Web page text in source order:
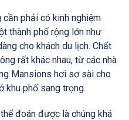
phải có kinh nghiệm
thành phố rộng lớn như
cho khách du lịch. Chất
rất khác nhau, từ các nhà
Mansions hơi sơ sài cho
khu phố sang trọng.
đoán được là chúng khá